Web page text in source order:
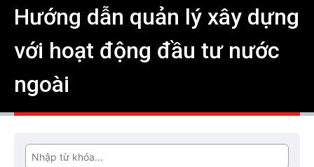
Hướng dẫn quản lý xây dựng
với hoạt động đầu tư nước
ngoài
Tìm